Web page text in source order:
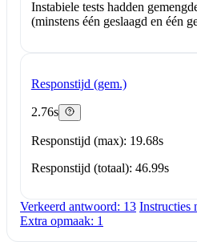
Instabiele tests hadden
(minstens één geslaagd en één
Responstijd (gem.)
2.76s
Responstijd (max): 19.68s
Responstijd (totaal): 46.99s
Verkeerd antwoord: 13 Instructies
Extra opmaak: 1